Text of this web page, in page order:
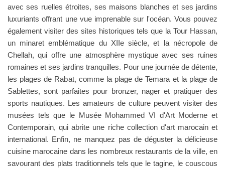
avec ses ruelles étroites, ses maisons blanches et ses jardins
luxuriants offrant une vue imprenable sur l'océan. Vous pouvez
également visiter des sites historiques tels que la Tour Hassan,
un minaret emblématique du XIIe siècle, et la nécropole de
Chellah, qui offre une atmosphère mystique avec ses ruines
romaines et ses jardins tranquilles. Pour une journée de détente,
les plages de Rabat, comme la plage de Temara et la plage de
Sablettes, sont parfaites pour bronzer, nager et pratiquer des
sports nautiques. Les amateurs de culture peuvent visiter des
musées tels que le Musée Mohammed VI d'Art Moderne et
Contemporain, qui abrite une riche collection d'art marocain et
international. Enfin, ne manquez pas de déguster la délicieuse
cuisine marocaine dans les nombreux restaurants de la ville, en
savourant des plats traditionnels tels que le tagine, le couscous